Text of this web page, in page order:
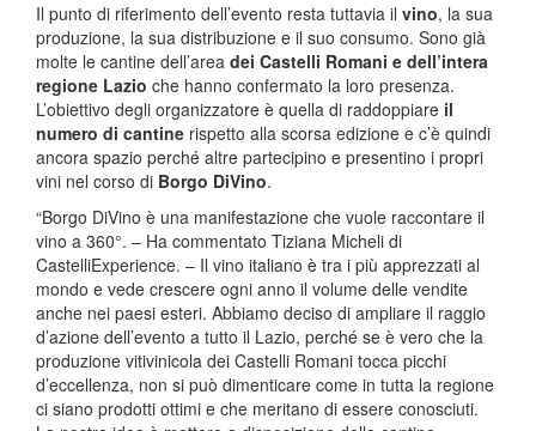
Il punto di riferimento dell’evento resta tuttavia il vino, la sua
produzione, la sua distribuzione e il suo consumo. Sono già
molte le cantine dell’area dei Castelli Romani e dell’intera
regione Lazio che hanno confermato la loro presenza.
L’obiettivo degli organizzatore è quella di raddoppiare il
numero di cantine rispetto alla scorsa edizione e c’è quindi
ancora spazio perché altre partecipino e presentino i propri
vini nel corso di Borgo DiVino.
“Borgo DiVino è una manifestazione che vuole raccontare il
vino a 360°. – Ha commentato Tiziana Micheli di
CastelliExperience. – Il vino italiano è tra i più apprezzati al
mondo e vede crescere ogni anno il volume delle vendite
anche nei paesi esteri. Abbiamo deciso di ampliare il raggio
d’azione dell’evento a tutto il Lazio, perché se è vero che la
produzione vitivinicola dei Castelli Romani tocca picchi
d’eccellenza, non si può dimenticare come in tutta la regione
ci siano prodotti ottimi e che meritano di essere conosciuti.